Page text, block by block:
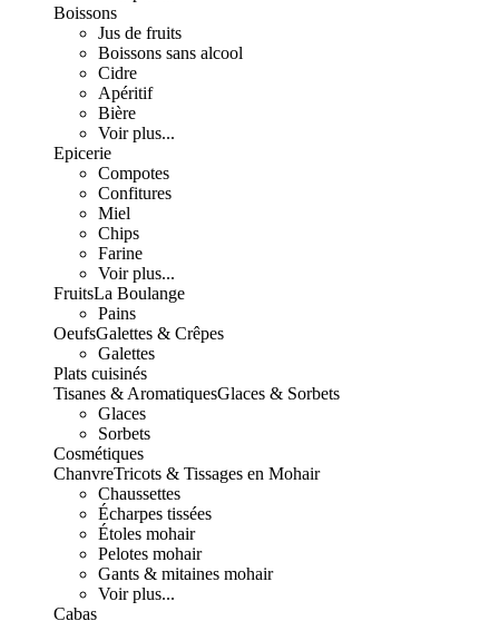
Boissons
Jus de fruits
Boissons sans alcool
Cidre
Apéritif
Bière
Voir plus...
Epicerie
Compotes
Confitures
Miel
Chips
Farine
Voir plus...
FruitsLa Boulange
Pains
OeufsGalettes & Crêpes
Galettes
Plats cuisinés
Tisanes & AromatiquesGlaces & Sorbets
Glaces
Sorbets
Cosmétiques
ChanvreTricots & Tissages en Mohair
Chaussettes
Écharpes tissées
Étoles mohair
Pelotes mohair
Gants & mitaines mohair
Voir plus...
Cabas